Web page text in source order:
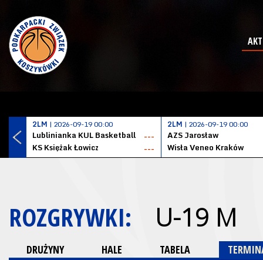
2LM | 2026-09-19 00:00
Lublinianka KUL Basketball
---
KS Księżak Łowicz
---
2LM | 2026-09-19 00:00
AZS Jarosław
Wisła Veneo Kraków
ROZGRYWKI: U-19 M
DRUŻYNY HALE TABELA